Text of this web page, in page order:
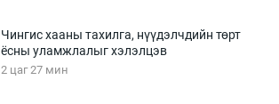
Чингис хааны тахилга, нүүдэлчдийн төрт
ёсны уламжлалыг хэлэлцэв
2 цаг 27 мин